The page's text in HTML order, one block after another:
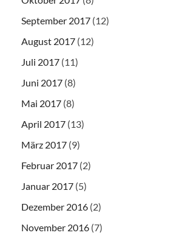
September 2017 (12)
August 2017 (12)
Juli 2017 (11)
Juni 2017 (8)
Mai 2017 (8)
April 2017 (13)
März 2017 (9)
Februar 2017 (2)
Januar 2017 (5)
Dezember 2016 (2)
November 2016 (7)